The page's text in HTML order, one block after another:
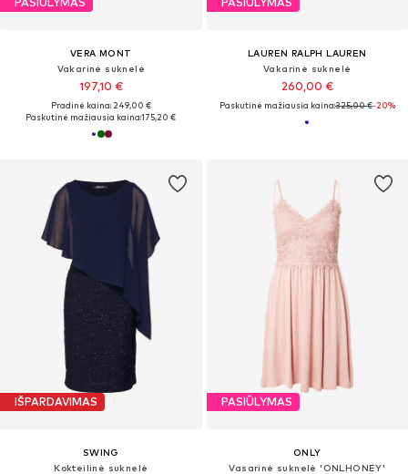
VERA MONT
Vakarinė suknelė
197,10 €
Pradinė kaina: 249,00 €
Paskutinė mažiausia kaina:175,20 €
LAUREN RALPH LAUREN
Vakarinė suknelė
260,00 €
Paskutinė mažiausia kaina:325,00 €-20%
IŠPARDAVIMAS
SWING
Kokteilinė suknelė
PASIŪLYMAS
ONLY
Vasarinė suknelė 'ONLHONEY'